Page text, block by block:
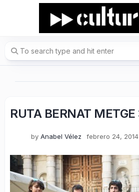
RUTA BERNAT
by Anabel Vélez febrero 24, 2014